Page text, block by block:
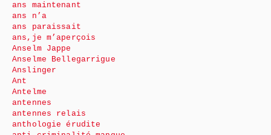
ans maintenant
ans n’a
ans paraissait
ans,je m’aperçois
Anselm Jappe
Anselme Bellegarrigue
Anslinger
Ant
Antelme
antennes
antennes relais
anthologie érudite